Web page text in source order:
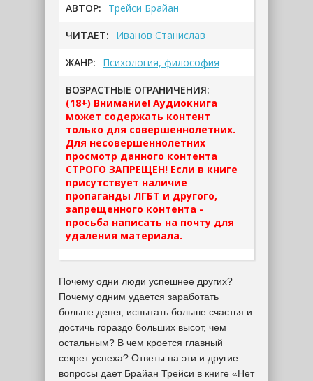
АВТОР: Трейси Брайан
ЧИТАЕТ: Иванов Станислав
ЖАНР: Психология, философия
ВОЗРАСТНЫЕ ОГРАНИЧЕНИЯ:
(18+) Внимание! Аудиокнига
может содержать контент
только для совершеннолетних.
Для несовершеннолетних
просмотр данного контента
СТРОГО ЗАПРЕЩЕН! Если в книге
присутствует наличие
пропаганды ЛГБТ и другого,
запрещенного контента -
просьба написать на почту для
удаления материала.
Почему одни люди успешнее других?
Почему одним удается заработать
больше денег, испытать больше счастья и
достичь гораздо больших высот, чем
остальным? В чем кроется главный
секрет успеха? Ответы на эти и другие
вопросы дает Брайан Трейси в книге «Нет